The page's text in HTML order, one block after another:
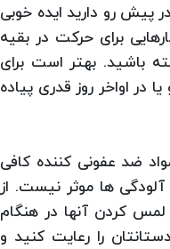
پیش رو دارید ایده خوبی
برای حرکت در بقیه
باشید. بهتر است برای
اواخر روز قدری پیاده
ضد عفونی کننده کافی
ها موثر نیست. از
کردن آنها در هنگام
را رعایت کنید و